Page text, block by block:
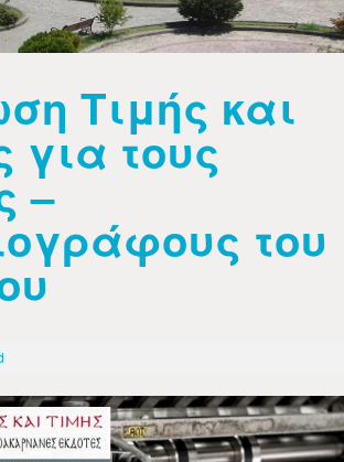
Τιμής και
για τους
–
του